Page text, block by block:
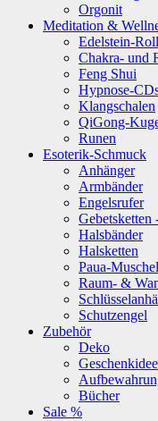
Orgonit
Meditation &
Edelstein-
Chakra- und
Feng Shui
Hypnose-
Klangschalen
QiGong-
Runen
Esoterik-Schmuck
Anhänger
Armbänder
Engelsrufer
Gebetsketten
Halsbänder
Halsketten
Paua-Muschel
Raum- &
Schutzengel
Zubehör
Deko
Bücher
Sale %